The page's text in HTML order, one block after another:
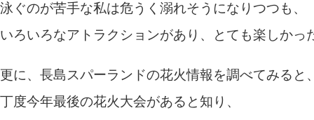
泳ぐのが苦手な私は危うく溺れそうになりつつも、
いろいろなアトラクションがあり、とても楽しかっ
更に、長島スパーランドの花火情報を調べてみると
丁度今年最後の花火大会があると知り、